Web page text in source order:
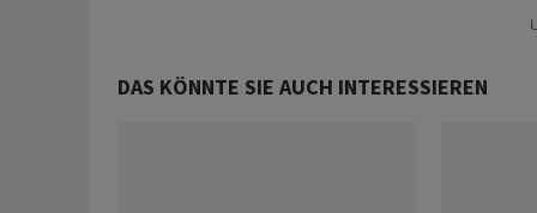
DAS KÖNNTE SIE AUCH INTERESSIEREN